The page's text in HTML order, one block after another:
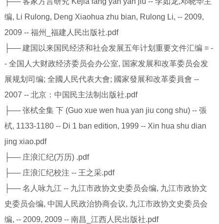
编, Li Rulong, Deng Xiaohua zhu bian, Rulong Li, -- 2009,
2009 -- 福州_福建人民出版社.pdf
├── 建国以来国民经济和社会发展五年计划重要文件汇编 = -
- 全国人大财政经济委员会办公室, 国家发展和改革委员会发
展规划司编; 全國人民代表大會; 國家發展和改革委員會 --
2007 -- 北京：中国民主法制出版社.pdf
├── 张栻全集 下 (Guo xue wen hua yan jiu cong shu) -- 張
栻, 1133-1180 -- Di 1 ban edition, 1999 -- Xin hua shu dian
jing xiao.pdf
├── 庄浪汇纪(万历) .pdf
├── 庄浪汇纪校注 -- 王之采.pdf
├── 名人咏九江 -- 九江市政协文史委员会编, 九江市政协文
史委员会编, 中国人民政治协商会议, 九江市政协文史委员会
编, -- 2009, 2009 -- 南昌_江西人民出版社.pdf